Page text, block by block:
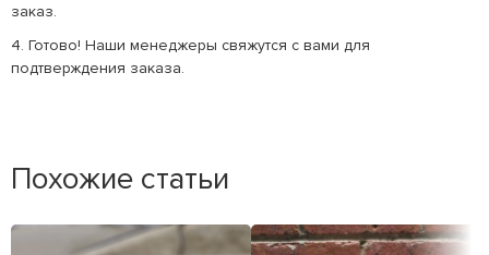
заказ.
4. Готово! Наши менеджеры свяжутся с вами для
подтверждения заказа.
Похожие статьи